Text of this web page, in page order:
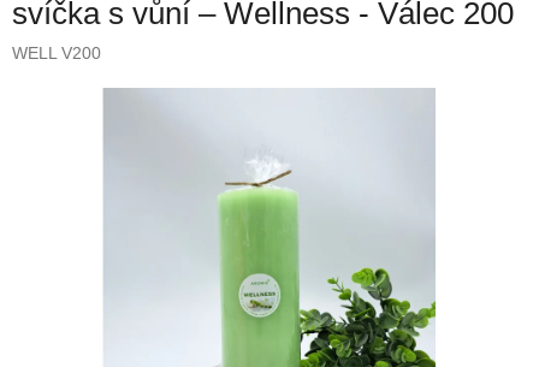
svíčka s vůní – Wellness - Válec 200
WELL V200